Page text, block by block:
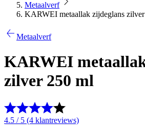
Metaalverf
KARWEI metaallak zijdeglans
Metaalverf
KARWEI
zilver 250 ml
4.5 / 5 (4 klantreviews)